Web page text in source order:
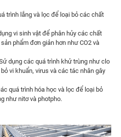
trình lắng và lọc để loại bỏ các chất
vi sinh vật để phân hủy các chất
phẩm đơn giản hơn như CO2 và
dụng các quá trình khử trùng như clo
vi khuẩn, virus và các tác nhân gây
quá trình hóa học và lọc để loại bỏ
như nitơ và photpho.